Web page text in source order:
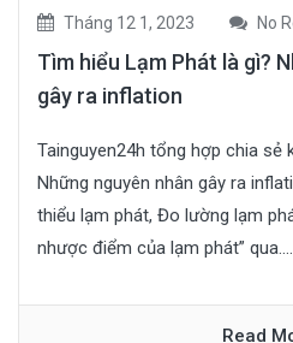
Tháng 12 1, 2023 No
Tìm hiểu Lạm Phát là gì?
gây ra inflation
Tainguyen24h tổng hợp chia sẻ
Những nguyên nhân gây ra
thiểu lạm phát, Đo lường lạm
nhược điểm của lạm phát” qua....
Read